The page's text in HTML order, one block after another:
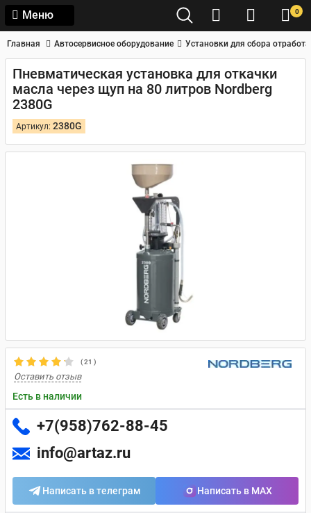
Меню 0
Главная Автосервисное оборудование Установки для сбора
Пневматическая установка для откачки
масла через щуп на 80 литров Nordberg
2380G
Артикул: 2380G
(21 )
Оставить отзыв
Есть в наличии
+7(958)762-88-45
info@artaz.ru
Написать в телеграм Написать в MAX